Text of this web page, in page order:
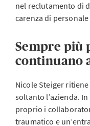
nel reclutamento di
carenza di
Sempre più
continuano
Nicole Steiger
soltanto l’azienda.
proprio i
traumatico e